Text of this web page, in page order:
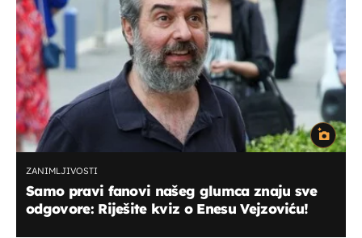
ZANIMLJIVOSTI
Samo pravi fanovi našeg glumca znaju sve
odgovore: Riješite kviz o Enesu Vejzoviću!